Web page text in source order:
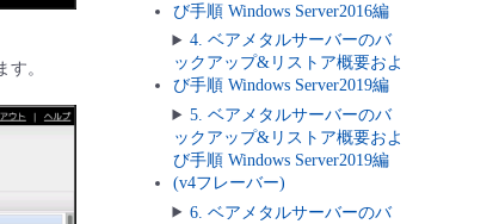
。
び手順 Windows Server2016編
4. ベアメタルサーバーのバ
ックアップ&リストア概要およ
び手順 Windows Server2019編
5. ベアメタルサーバーのバ
ックアップ&リストア概要およ
び手順 Windows Server2019編
(v4フレーバー)
6. ベアメタルサーバーのバ